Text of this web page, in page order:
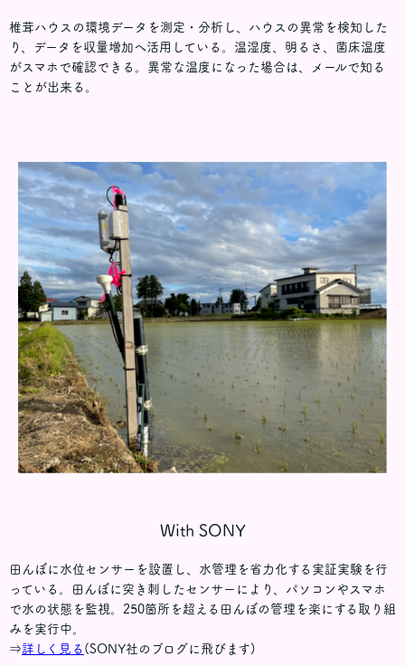
椎茸ハウスの環境データを測定・分析し、ハウスの異常を検知した
り、データを収量増加へ活用している。温湿度、明るさ、菌床温度
がスマホで確認できる。異常な温度になった場合は、メールで知る
ことが出来る。
With SONY
田んぼに水位センサーを設置し、水管理を省力化する実証実験を行
っている。田んぼに突き刺したセンサーにより、パソコンやスマホ
で水の状態を監視。250箇所を超える田んぼの管理を楽にする取り組
みを実行中。
⇒詳しく見る (SONY社のブログに飛びます)